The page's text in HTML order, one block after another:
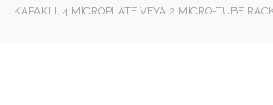
KAPAKLI, 4 MICROPLATE VEYA 2 MICRO-TUBE